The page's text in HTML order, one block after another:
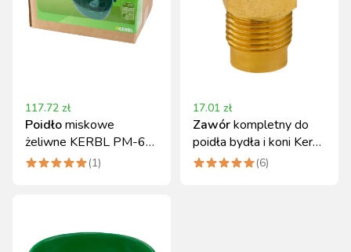
117.72 zł
Poidłomiskowe
żeliwne KERBL PM-6
3L dla bydła i koni
(1)
17.01 zł
Zawórkompletny do
poidła bydła i koni Kerbl
PM-5 0,1 kg
(6)